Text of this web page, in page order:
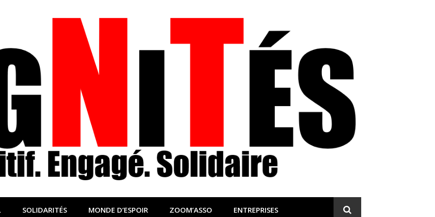
sociale, solidaire et engagée
SOLIDARITÉS MONDE D’ESPOIR ZOOM’ASSO ENTREPRISES